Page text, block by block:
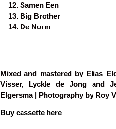
Samen Een
Big Brother
De Norm
Mixed and mastered by Elias
Visser, Lyckle de Jong and
Elgersma | Photography by Roy
Buy cassette here